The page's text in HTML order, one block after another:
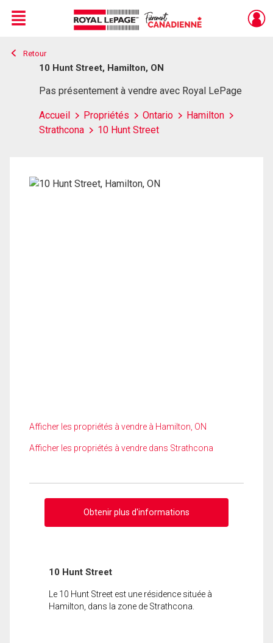
Live
En Direct
Menu
Retour
10 Hunt Street, Hamilton, ON
Pas présentement à vendre avec Royal LePage
Accueil Propriétés Ontario
Hamilton
Strathcona
10 Hunt Street
Afficher les propriétés à vendre à Hamilton, ON
Afficher les propriétés à vendre dans Strathcona
Obtenir plus d'informations
10 Hunt Street
Le 10 Hunt Street est une résidence située à
Hamilton, dans la zone de Strathcona.